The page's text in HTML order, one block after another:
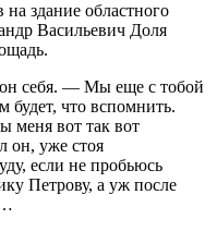
здание областного
Васильевич Доля
себя. — Мы еще с тобой
будет, что вспомнить.
меня вот так вот
он, уже стоя
если не пробьюсь
Петрову, а уж после